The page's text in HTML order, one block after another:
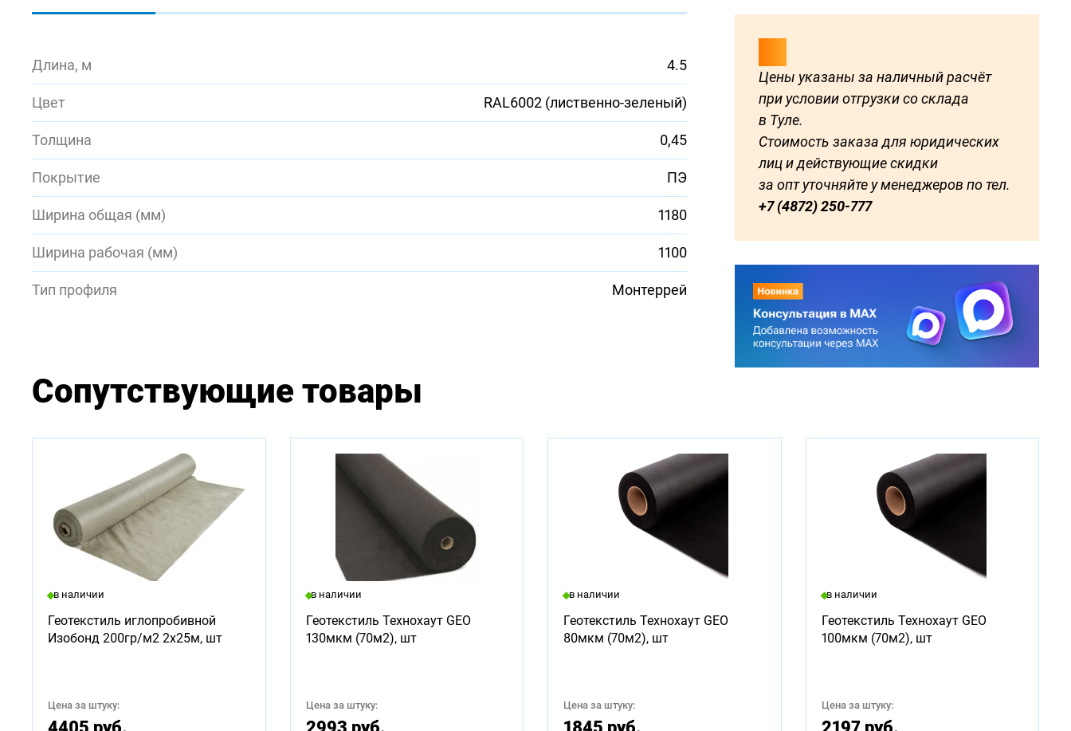
Длина, м 4.5
Цвет RAL6002 (лиственно-зеленый)
Толщина 0,45
Покрытие ПЭ
Ширина общая (мм) 1180
Ширина рабочая (мм) 1100
Тип профиля Монтеррей
Цены указаны за наличный расчёт
при условии отгрузки со склада
в Туле.
Стоимость заказа для юридических
лиц и действующие скидки
за опт уточняйте у менеджеров по тел.
+7 (4872) 250-777
Доступны для заказа:
500 1750 2000
3000 3250 4000 4500 4750
Сопутствующие товары
в наличии
Геотекстиль иглопробивной
Изобонд 200гр/м2 2х25м, шт
Цена за штуку:
в наличии
Геотекстиль Технохаут GEO
130мкм (70м2), шт
Цена за штуку:
в наличии
Геотекстиль Технохаут GEO
80мкм (70м2), шт
Цена за штуку:
в наличии
Геотекстиль Технохаут GEO
100мкм (70м2), шт
Цена за штуку: